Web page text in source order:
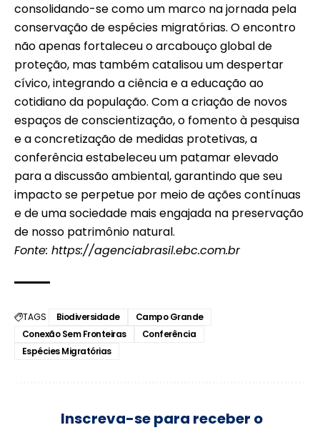
consolidando-se como um marco na jornada pela
conservação de espécies migratórias. O encontro
não apenas fortaleceu o arcabouço global de
proteção, mas também catalisou um despertar
cívico, integrando a ciência e a educação ao
cotidiano da população. Com a criação de novos
espaços de conscientização, o fomento à pesquisa
e a concretização de medidas protetivas, a
conferência estabeleceu um patamar elevado
para a discussão ambiental, garantindo que seu
impacto se perpetue por meio de ações contínuas
e de uma sociedade mais engajada na preservação
de nosso patrimônio natural.
Fonte: https://agenciabrasil.ebc.com.br
TAGS Biodiversidade
Campo Grande
Conexão Sem Fronteiras
Conferência
Espécies Migratórias
Inscreva-se para receber o